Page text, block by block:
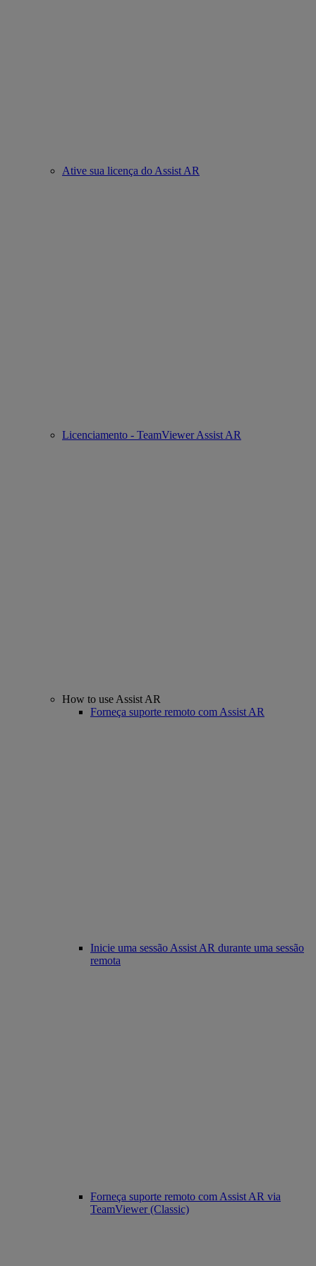
Ative sua licença do Assist AR
Licenciamento - TeamViewer Assist AR
How to use Assist AR
Forneça suporte remoto com Assist AR
Inicie uma sessão Assist AR durante uma sessão
remota
Forneça suporte remoto com Assist AR via
TeamViewer (Classic)